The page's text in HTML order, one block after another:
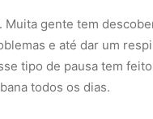
Muita gente tem
e até dar um
tipo de pausa tem
todos os dias.